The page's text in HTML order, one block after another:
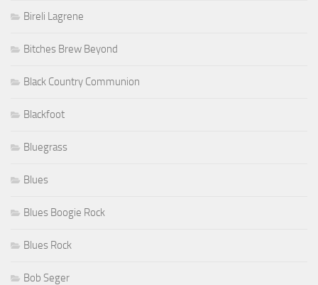
Bireli Lagrene
Bitches Brew Beyond
Black Country Communion
Blackfoot
Bluegrass
Blues
Blues Boogie Rock
Blues Rock
Bob Seger